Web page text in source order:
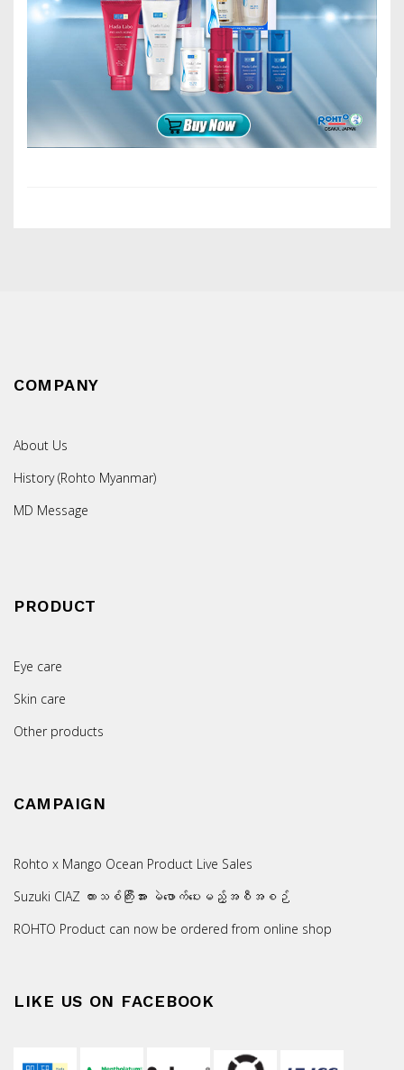
COMPANY
About Us
History (Rohto Myanmar)
MD Message
PRODUCT
Eye care
Skin care
Other products
CAMPAIGN
Rohto x Mango Ocean Product Live Sales
Suzuki CIAZ ကားသစ်ကြီးအား မဲဖောက်ပေးမည့်အစီအစဉ်
ROHTO Product can now be ordered from online shop
LIKE US ON FACEBOOK